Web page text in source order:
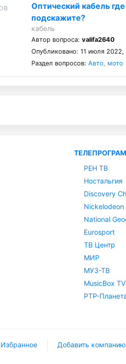
Оптический кабель
подскажите?
кабель
Автор вопроса:valifa2640
Опубликовано: 11 июля 2022,
Раздел вопросов:Авто, мото
РЕН ТВ
Ностальгия
Discovery
Nickelodeon
National
Eurosport
ТВ Центр
МИР
МУЗ-ТВ
MusicBox TV
РТР-
Избранное Добавить компанию